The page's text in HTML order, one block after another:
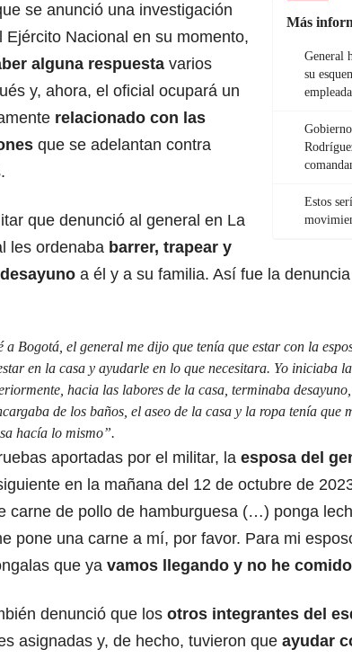
Más
General
su
Estos
se anunció una investigación
Ejército Nacional en su momento,
alguna respuesta varios
y, ahora, el oficial ocupará un
relacionado con las
que se adelantan contra
que denunció al general en La
les ordenaba barrer, trapear y
a él y a su familia. Así fue la
a Bogotá, el general me dijo que tenía que estar con la
en la casa y ayudarle en lo que necesitara. Yo iniciaba
hacia las labores de la casa, terminaba
de los baños, el aseo de la casa y la ropa tenía
hacía lo mismo”.
aportadas por el militar, la esposa del
en la mañana del 12 de octubre de
carne de pollo de hamburguesa (…) ponga
pone una carne a mí, por favor. Para mi
que ya vamos llegando y no he
denunció que los otros integrantes del
asignadas y, de hecho, tuvieron que ayudar